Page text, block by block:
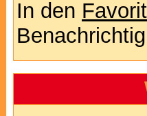
In den